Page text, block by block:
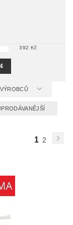
392 Kč
1 2